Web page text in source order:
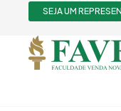
conteúdo
SEJA UM